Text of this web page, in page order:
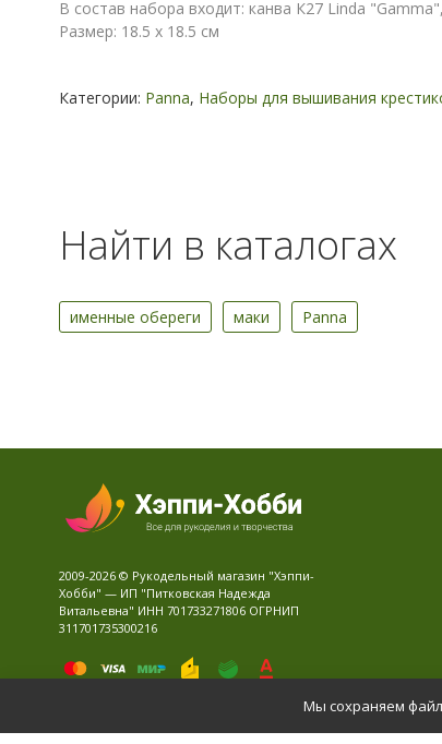
В состав набора входит: канва К27 Linda
Размер: 18.5 x 18.5 см
Категории: Panna, Наборы для вышивания
Найти в каталогах
именные обереги маки Panna
2009-2026 © Рукодельный магазин "Хэппи-
Хобби" — ИП "Питковская Надежда
Витальевна" ИНН 701733271806 ОГРНИП
311701735300216
Карта сайта
Мы сохраняем